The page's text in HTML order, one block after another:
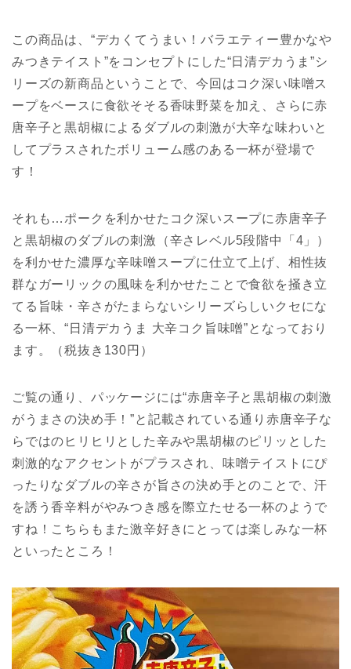
この商品は、“デカくてうまい！バラエティー豊かなや
みつきテイスト”をコンセプトにした“日清デカうま”シ
リーズの新商品ということで、今回はコク深い味噌ス
ープをベースに食欲そそる香味野菜を加え、さらに赤
唐辛子と黒胡椒によるダブルの刺激が大辛な味わいと
してプラスされたボリューム感のある一杯が登場で
す！
それも…ポークを利かせたコク深いスープに赤唐辛子
と黒胡椒のダブルの刺激（辛さレベル5段階中「4」）
を利かせた濃厚な辛味噌スープに仕立て上げ、相性抜
群なガーリックの風味を利かせたことで食欲を掻き立
てる旨味・辛さがたまらないシリーズらしいクセにな
る一杯、“日清デカうま 大辛コク旨味噌”となっており
ます。（税抜き130円）
ご覧の通り、パッケージには“赤唐辛子と黒胡椒の刺激
がうまさの決め手！”と記載されている通り赤唐辛子な
らではのヒリヒリとした辛みや黒胡椒のピリッとした
刺激的なアクセントがプラスされ、味噌テイストにぴ
ったりなダブルの辛さが旨さの決め手とのことで、汗
を誘う香辛料がやみつき感を際立たせる一杯のようで
すね！こちらもまた激辛好きにとっては楽しみな一杯
といったところ！